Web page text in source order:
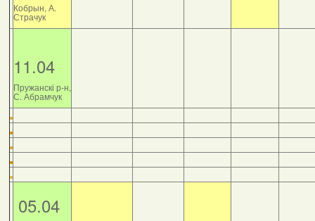
Кобрын, А.
Страчук
11.04
Пружанскі р-н,
С. Абрамчук
05.04